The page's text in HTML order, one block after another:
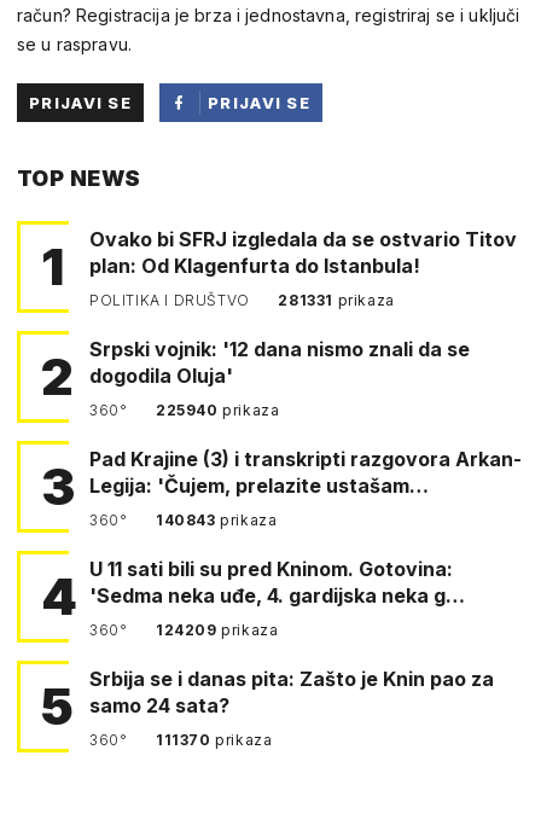
račun? Registracija je brza i jednostavna, registriraj se i uključi
se u raspravu.
PRIJAVI SE
PRIJAVI SE
TOP NEWS
1
Ovako bi SFRJ izgledala da se ostvario Titov
plan: Od Klagenfurta do Istanbula!
POLITIKA I DRUŠTVO 281331 prikaza
2
Srpski vojnik: '12 dana nismo znali da se
dogodila Oluja'
360° 225940prikaza
3
Pad Krajine (3) i transkripti razgovora Arkan-
Legija: 'Čujem, prelazite ustašam…
360° 140843prikaza
4 U 11 sati bili su pred Kninom. Gotovina:
'Sedma neka uđe, 4. gardijska neka g…
360° 124209prikaza
5
Srbija se i danas pita: Zašto je Knin pao za
samo 24 sata?
360° 111370prikaza